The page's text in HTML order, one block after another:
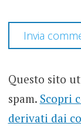
Questo sito
spam. Scopri
derivati dai